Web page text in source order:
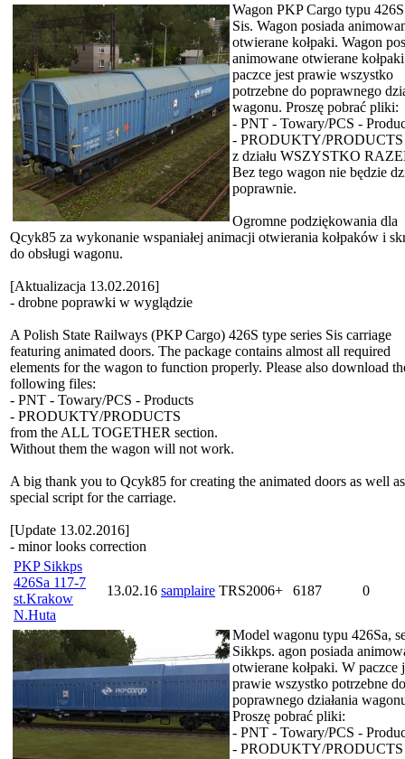
Wagon PKP Cargo typu
Sis. Wagon posiada
otwierane kołpaki. Wagon
animowane otwierane
paczce jest prawie wszystko
potrzebne do poprawnego
wagonu. Proszę pobrać pliki:
- PNT - Towary/PCS -
- PRODUKTY/PRODUCTS
z działu WSZYSTKO
Bez tego wagon nie będzie
poprawnie.
Ogromne podziękowania dla
Qcyk85 za wykonanie wspaniałej animacji otwierania kołpaków i
do obsługi wagonu.
[Aktualizacja 13.02.2016]
- drobne poprawki w wyglądzie
A Polish State Railways (PKP Cargo) 426S type series Sis carriage
featuring animated doors. The package contains almost all required
elements for the wagon to function properly. Please also download
following files:
- PNT - Towary/PCS - Products
- PRODUKTY/PRODUCTS
from the ALL TOGETHER section.
Without them the wagon will not work.
A big thank you to Qcyk85 for creating the animated doors as well
special script for the carriage.
[Update 13.02.2016]
- minor looks correction
PKP Sikkps
426Sa 117-7
st.Krakow
N.Huta
13.02.16 samplaire TRS2006+ 6187 0
Model wagonu typu 426Sa,
Sikkps. agon posiada
otwierane kołpaki. W paczce
prawie wszystko potrzebne do
poprawnego działania
Proszę pobrać pliki:
- PNT - Towary/PCS -
- PRODUKTY/PRODUCTS